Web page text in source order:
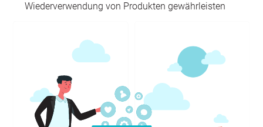
Wiederverwendung von Produkten gewährleisten